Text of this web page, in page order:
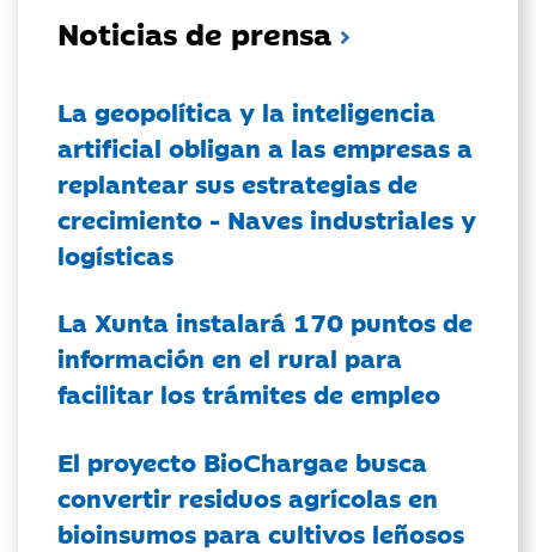
Noticias de prensa
La geopolítica y la inteligencia
artificial obligan a las empresas a
replantear sus estrategias de
crecimiento - Naves industriales y
logísticas
La Xunta instalará 170 puntos de
información en el rural para
facilitar los trámites de empleo
El proyecto BioChargae busca
convertir residuos agrícolas en
bioinsumos para cultivos leñosos